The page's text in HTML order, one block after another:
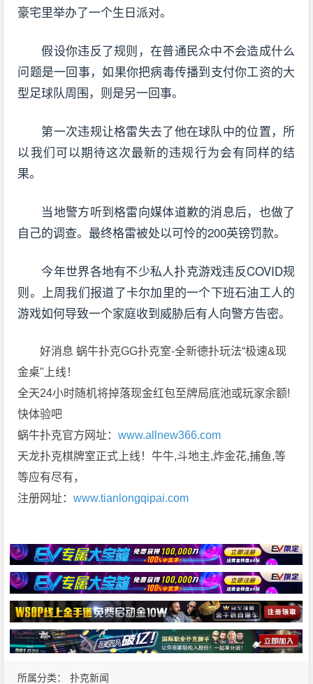
豪宅里举办了一个生日派对。
假设你违反了规则，在普通民众中不会造成什么
问题是一回事，如果你把病毒传播到支付你工资的大
型足球队周围，则是另一回事。
第一次违规让格雷失去了他在球队中的位置，所
以我们可以期待这次最新的违规行为会有同样的结
果。
当地警方听到格雷向媒体道歉的消息后，也做了
自己的调查。最终格雷被处以可怜的200英镑罚款。
今年世界各地有不少私人扑克游戏违反COVID规
则。上周我们报道了卡尔加里的一个下班石油工人的
游戏如何导致一个家庭收到威胁后有人向警方告密。
好消息 蜗牛扑克GG扑克室-全新德扑玩法“极速&现
金桌"上线！
全天24小时随机将掉落现金红包至牌局底池或玩家余额!
快体验吧
蜗牛扑克官方网址：www.allnew366.com
天龙扑克棋牌室正式上线！牛牛,斗地主,炸金花,捕鱼,等
等应有尽有，
注册网址：www.tianlongqipai.com
所属分类： 扑克新闻